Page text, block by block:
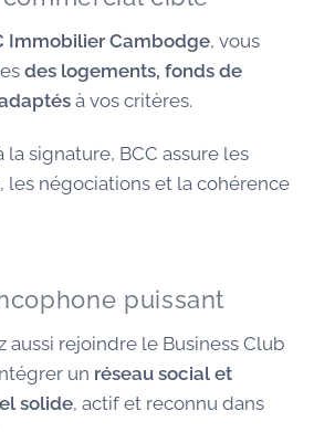
Immobilier Cambodge, vous
des logements, fonds de
à vos critères.
la signature, BCC assure les
les négociations et la cohérence
puissant
aussi rejoindre le Business Club
un réseau social et
solide, actif et reconnu dans